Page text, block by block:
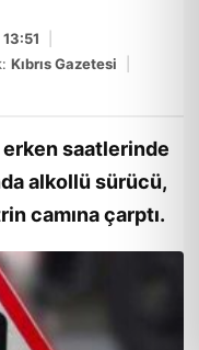
Kıbrıs Gazetesi
erken saatlerinde
alkollü sürücü,
camına çarptı.